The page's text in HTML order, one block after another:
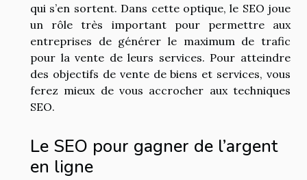
qui s’en sortent. Dans cette optique, le SEO joue
un rôle très important pour permettre aux
entreprises de générer le maximum de trafic
pour la vente de leurs services. Pour atteindre
des objectifs de vente de biens et services, vous
ferez mieux de vous accrocher aux techniques
SEO.
Le SEO pour gagner de l’argent
en ligne